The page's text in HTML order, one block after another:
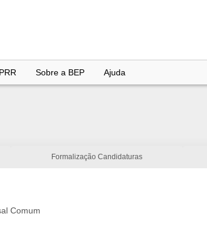
Sobre a BEP Ajuda
Formalização Candidaturas
Comum